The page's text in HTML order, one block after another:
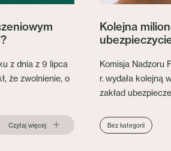
z dnia z 9 lipca
że zwolnienie, o
Czytaj więcej
Kolejna
Komisja Nadzoru
r. wydała kolejną
zakład
Bez kategorii